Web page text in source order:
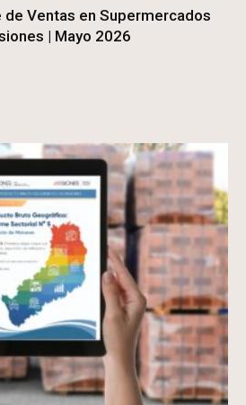
de Ventas en Supermercados
| Mayo 2026